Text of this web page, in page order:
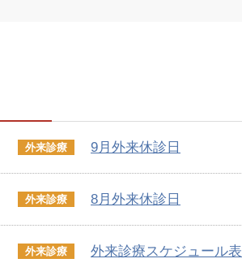
外来診療 9月外来休診日
外来診療 8月外来休診日
外来診療 外来診療スケジュール表